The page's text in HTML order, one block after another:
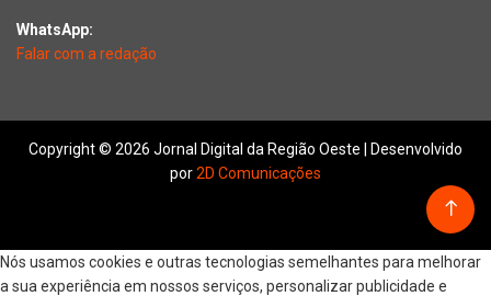
WhatsApp:
Falar com a redação
Copyright © 2026 Jornal Digital da Região Oeste | Desenvolvido
por2D Comunicações
Nós usamos cookies e outras tecnologias semelhantes para melhorar
a sua experiência em nossos serviços, personalizar publicidade e